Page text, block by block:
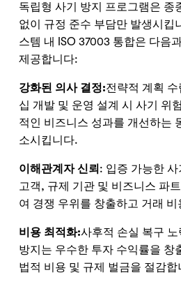
독립형 사기 방지 프로그램은 종
없이 규정 준수 부담만 발생시킵
스템 내 ISO 37003 통합은 다음
제공합니다:
강화된 의사 결정:전략적 계획
십 개발 및 운영 설계 시 사기 위
적인 비즈니스 성과를 개선하는
소시킵니다.
이해관계자 신뢰 : 입증 가능한
고객, 규제 기관 및 비즈니스 파
여 경쟁 우위를 창출하고 거래
비용 최적화:사후적 손실 복구 노
방지는 우수한 투자 수익률을 창
법적 비용 및 규제 벌금을 절감합